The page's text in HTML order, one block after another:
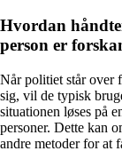
Hvordan
person er
Når politiet står over
sig, vil de typisk
situationen løses på
personer. Dette kan
andre metoder for at